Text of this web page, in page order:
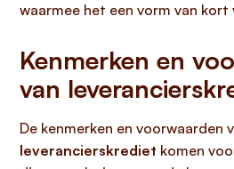
waarmee het een vorm van kort
Kenmerken en
van
De kenmerken en voorwaarden
leverancierskrediet komen